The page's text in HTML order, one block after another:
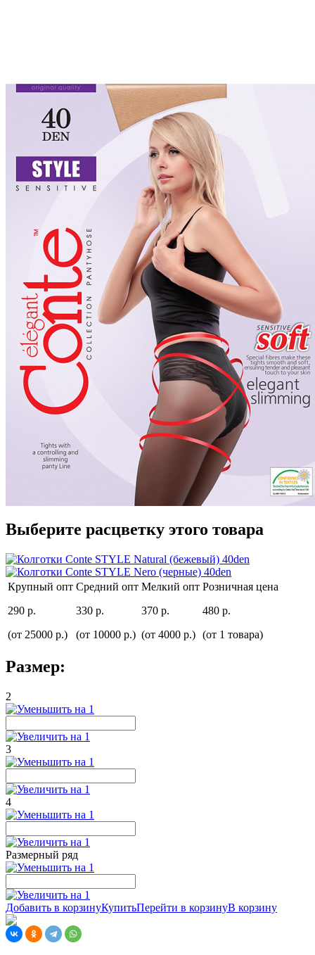
Выберите расцветку этого товара
Крупный опт
290 р.
(от 25000 р.)
Средний опт
330 р.
(от 10000 р.)
Мелкий опт
370 р.
(от 4000 р.)
Розничная цена
480 р.
(от 1 товара)
Размер:
2
3
4
Размерный ряд
Добавить в корзинуКупитьПерейти в корзинуВ корзину